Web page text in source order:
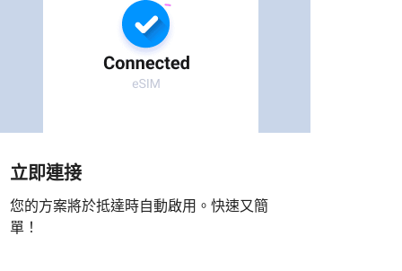
立即連接
您的方案將於抵達時自動啟用。快速又簡
單！